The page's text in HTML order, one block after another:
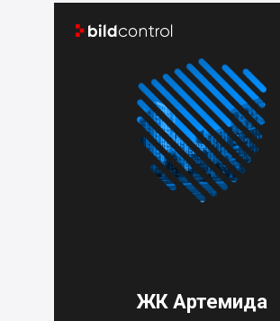
 
ЖК Артемида